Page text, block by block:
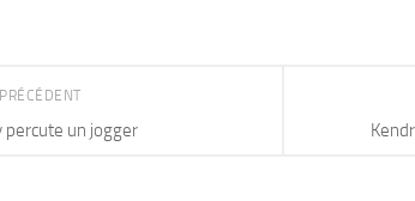
percute un jogger